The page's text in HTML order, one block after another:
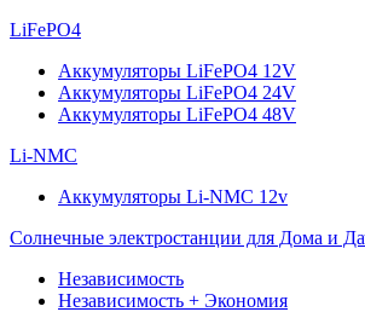
LiFePO4
Аккумуляторы LiFePO4 12V
Аккумуляторы LiFePO4 24V
Аккумуляторы LiFePO4 48V
Li-NMC
Аккумуляторы Li-NMC 12v
Солнечные электростанции для Дома и
Независимость
Независимость + Экономия